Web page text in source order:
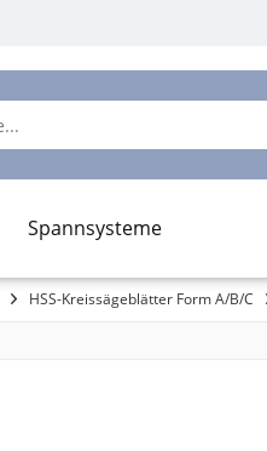
Spannsysteme
HSS-Kreissägeblätter Form A/B/C